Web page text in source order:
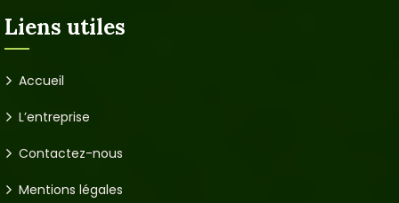
Liens utiles
Accueil
L’entreprise
Contactez-nous
Mentions légales